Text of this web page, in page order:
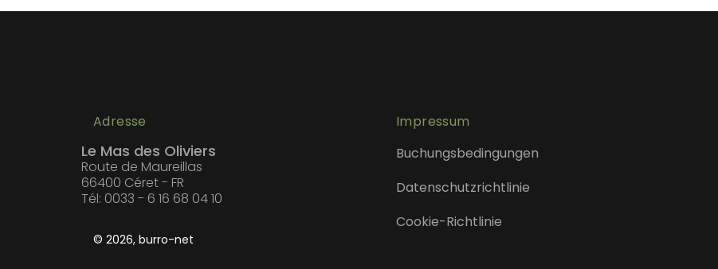
Adresse
Le Mas des Oliviers
Route de Maureillas
66400 Céret - FR
Tél: 0033 - 6 16 68 04 10
© 2026, burro-net
Impressum
Buchungsbedingungen
Datenschutzrichtlinie
Cookie-Richtlinie